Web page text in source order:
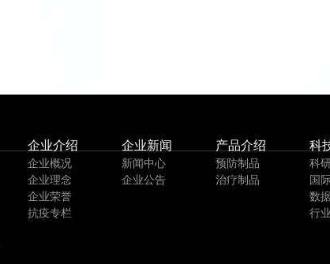
企业介绍
企业概况
企业理念
企业荣誉
抗疫专栏
企业新闻
新闻中心
企业公告
产品介绍
预防制品
治疗制品
科
科
国
数
行